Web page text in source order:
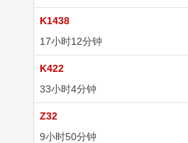
K1438
17小时12分钟
K422
33小时4分钟
Z32
9小时50分钟